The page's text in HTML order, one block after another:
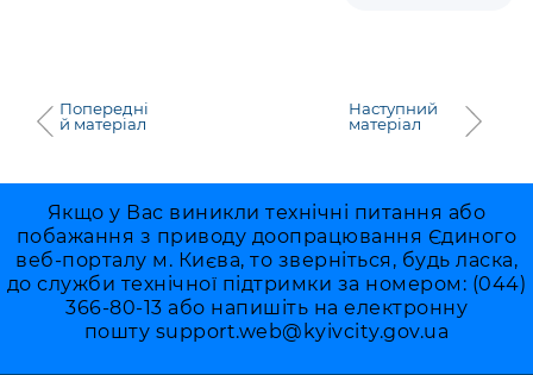
Попередні
й матеріал
Наступний
матеріал
Якщо у Вас виникли технічні питання або
побажання з приводу доопрацювання Єдиного
веб-порталу м. Києва, то зверніться, будь ласка,
до служби технічної підтримки за номером: (044)
366-80-13 або напишіть на електронну
пошту support.web@kyivcity.gov.ua